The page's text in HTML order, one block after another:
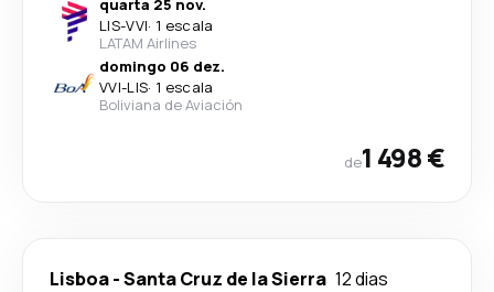
quarta 25 nov.
LIS-VVI· 1 escala
LATAM Airlines
domingo 06 dez.
VVI-LIS· 1 escala
Boliviana de Aviación
de1 498 €
Lisboa-Santa Cruz de la Sierra 12 dias